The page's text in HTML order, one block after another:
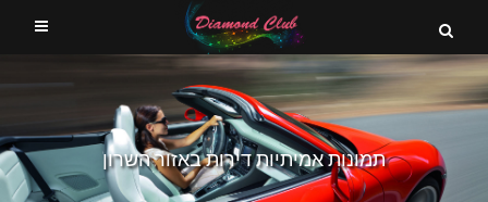
תמונות אמיתיות דירות באזור השרון